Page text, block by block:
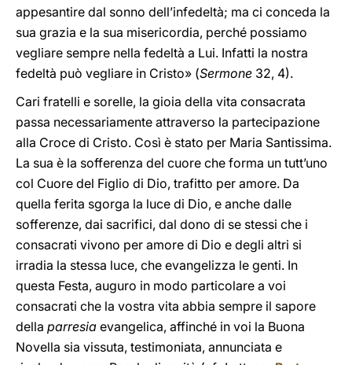
appesantire dal sonno dell’infedeltà; ma ci conceda la
sua grazia e la sua misericordia, perché possiamo
vegliare sempre nella fedeltà a Lui. Infatti la nostra
fedeltà può vegliare in Cristo» (Sermone 32, 4).
Cari fratelli e sorelle, la gioia della vita consacrata
passa necessariamente attraverso la partecipazione
alla Croce di Cristo. Così è stato per Maria Santissima.
La sua è la sofferenza del cuore che forma un tutt’uno
col Cuore del Figlio di Dio, trafitto per amore. Da
quella ferita sgorga la luce di Dio, e anche dalle
sofferenze, dai sacrifici, dal dono di se stessi che i
consacrati vivono per amore di Dio e degli altri si
irradia la stessa luce, che evangelizza le genti. In
questa Festa, auguro in modo particolare a voi
consacrati che la vostra vita abbia sempre il sapore
della parresia evangelica, affinché in voi la Buona
Novella sia vissuta, testimoniata, annunciata e